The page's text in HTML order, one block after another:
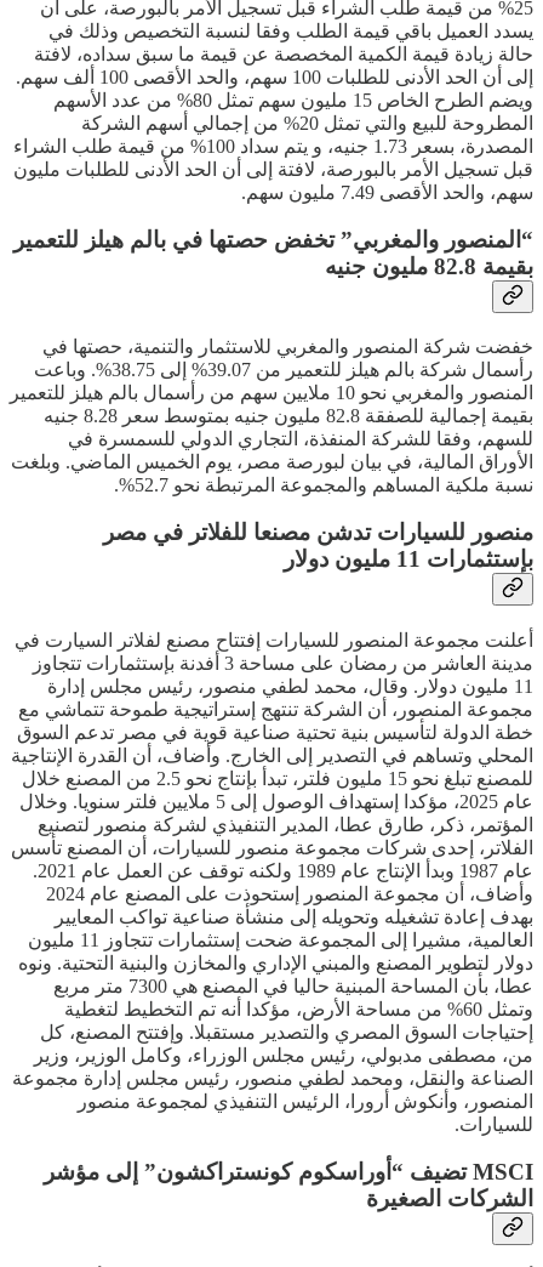
25% من قيمة طلب الشراء قبل تسجيل الأمر بالبورصة، على أن
يسدد العميل باقي قيمة الطلب وفقا لنسبة التخصيص وذلك في
حالة زيادة قيمة الكمية المخصصة عن قيمة ما سبق سداده، لافتة
إلى أن الحد الأدنى للطلبات 100 سهم، والحد الأقصى 100 ألف سهم.
ويضم الطرح الخاص 15 مليون سهم تمثل 80% من عدد الأسهم
المطروحة للبيع والتي تمثل 20% من إجمالي أسهم الشركة
المصدرة، بسعر 1.73 جنيه، و يتم سداد 100% من قيمة طلب الشراء
قبل تسجيل الأمر بالبورصة، لافتة إلى أن الحد الأدنى للطلبات مليون
سهم، والحد الأقصى 7.49 مليون سهم.
“المنصور والمغربي” تخفض حصتها في بالم هيلز للتعمير
بقيمة 82.8 مليون جنيه
خفضت شركة المنصور والمغربي للاستثمار والتنمية، حصتها في
رأسمال شركة بالم هيلز للتعمير من 39.07% إلى 38.75%. وباعت
المنصور والمغربي نحو 10 ملايين سهم من رأسمال بالم هيلز للتعمير
بقيمة إجمالية للصفقة 82.8 مليون جنيه بمتوسط سعر 8.28 جنيه
للسهم، وفقا للشركة المنفذة، التجاري الدولي للسمسرة في
الأوراق المالية، في بيان لبورصة مصر، يوم الخميس الماضي. وبلغت
نسبة ملكية المساهم والمجموعة المرتبطة نحو 52.7%.
منصور للسيارات تدشن مصنعا للفلاتر في مصر
بإستثمارات 11 مليون دولار
أعلنت مجموعة المنصور للسيارات إفتتاح مصنع لفلاتر السيارت في
مدينة العاشر من رمضان على مساحة 3 أفدنة بإستثمارات تتجاوز
11 مليون دولار. وقال، محمد لطفي منصور، رئيس مجلس إدارة
مجموعة المنصور، أن الشركة تنتهج إستراتيجية طموحة تتماشي مع
خطة الدولة لتأسيس بنية تحتية صناعية قوية في مصر تدعم السوق
المحلي وتساهم في التصدير إلى الخارج. وأضاف، أن القدرة الإنتاجية
للمصنع تبلغ نحو 15 مليون فلتر، تبدأ بإنتاج نحو 2.5 من المصنع خلال
عام 2025، مؤكدا إستهداف الوصول إلى 5 ملايين فلتر سنويا. وخلال
المؤتمر، ذكر، طارق عطا، المدير التنفيذي لشركة منصور لتصنيع
الفلاتر، إحدى شركات مجموعة منصور للسيارات، أن المصنع تأسس
عام 1987 وبدأ الإنتاج عام 1989 ولكنه توقف عن العمل عام 2021.
وأضاف، أن مجموعة المنصور إستحوذت على المصنع عام 2024
بهدف إعادة تشغيله وتحويله إلى منشأة صناعية تواكب المعايير
العالمية، مشيرا إلى المجموعة ضحت إستثمارات تتجاوز 11 مليون
دولار لتطوير المصنع والمبني الإداري والمخازن والبنية التحتية. ونوه
عطا، بأن المساحة المبنية حاليا في المصنع هي 7300 متر مربع
وتمثل 60% من مساحة الأرض، مؤكدا أنه تم التخطيط لتغطية
إحتياجات السوق المصري والتصدير مستقبلا. وإفتتح المصنع، كل
من، مصطفى مدبولي، رئيس مجلس الوزراء، وكامل الوزير، وزير
الصناعة والنقل، ومحمد لطفي منصور، رئيس مجلس إدارة مجموعة
المنصور، وأنكوش أرورا، الرئيس التنفيذي لمجموعة منصور
للسيارات.
MSCI تضيف “أوراسكوم كونستراكشون” إلى مؤشر
الشركات الصغيرة